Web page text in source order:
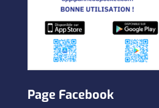
Page Facebook